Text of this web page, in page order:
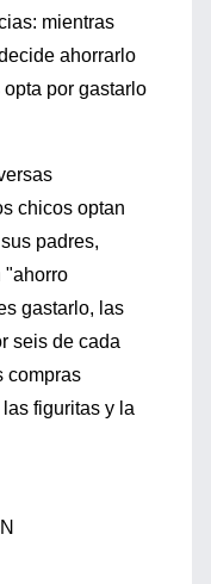
mientras
ahorrarlo
por gastarlo
chicos optan
padres,
"ahorro
gastarlo, las
seis de cada
compras
figuritas y la